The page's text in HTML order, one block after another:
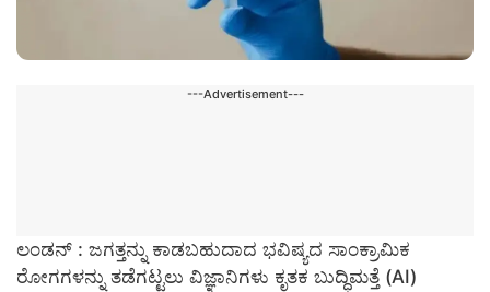
---Advertisement---
ಲಂಡನ್ : ಜಗತ್ತನ್ನು ಕಾಡಬಹುದಾದ ಭವಿಷ್ಯದ ಸಾಂಕ್ರಾಮಿಕ
ರೋಗಗಳನ್ನು ತಡೆಗಟ್ಟಲು ವಿಜ್ಞಾನಿಗಳು ಕೃತಕ ಬುದ್ಧಿಮತ್ತೆ (AI)